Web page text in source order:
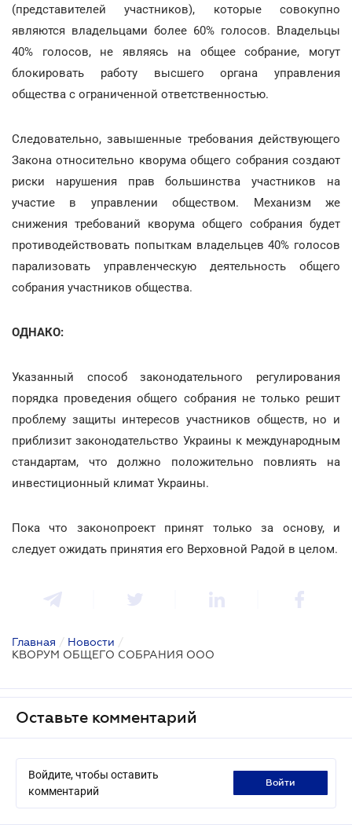
(представителей участников), которые совокупно
являются владельцами более 60% голосов. Владельцы
40% голосов, не являясь на общее собрание, могут
блокировать работу высшего органа управления
общества с ограниченной ответственностью.
Следовательно, завышенные требования действующего
Закона относительно кворума общего собрания создают
риски нарушения прав большинства участников на
участие в управлении обществом. Механизм же
снижения требований кворума общего собрания будет
противодействовать попыткам владельцев 40% голосов
парализовать управленческую деятельность общего
собрания участников общества.
ОДНАКО:
Указанный способ законодательного регулирования
порядка проведения общего собрания не только решит
проблему защиты интересов участников обществ, но и
приблизит законодательство Украины к международным
стандартам, что должно положительно повлиять на
инвестиционный климат Украины.
Пока что законопроект принят только за основу, и
следует ожидать принятия его Верховной Радой в целом.
Главная / Новости /
КВОРУМ ОБЩЕГО СОБРАНИЯ ООО
Оставьте комментарий
Войдите, чтобы оставить
комментарий
войти